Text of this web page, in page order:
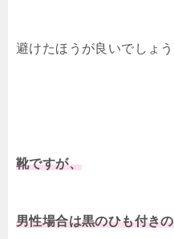
避けたほうが良いでしょう
靴ですが、
男性場合は黒のひも付き